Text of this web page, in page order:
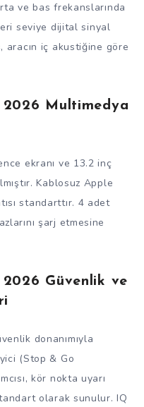
ve bas frekanslarında
seviye dijital sinyal
iç akustiğine göre
2026 Multimedya
ekranı ve 13.2 inç
Kablosuz Apple
standarttır. 4 adet
şarj etmesine
Güvenlik ve
donanımıyla
(Stop & Go
kör nokta uyarı
olarak sunulur. IQ